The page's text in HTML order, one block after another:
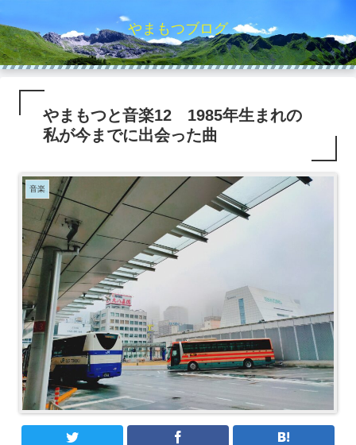
やまもつブログ
やまもつと音楽12 1985年生まれの
私が今までに出会った曲
音楽